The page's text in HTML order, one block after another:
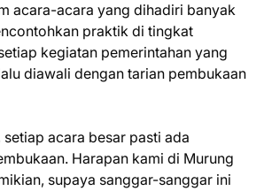
acara-acara yang dihadiri banyak
praktik di tingkat
kegiatan pemerintahan yang
diawali dengan tarian pembukaan
acara besar pasti ada
Harapan kami di Murung
supaya sanggar-sanggar ini